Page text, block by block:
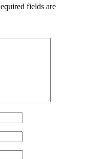
fields are